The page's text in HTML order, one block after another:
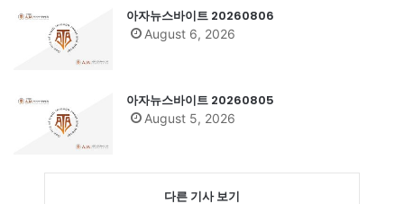
아자뉴스바이트 20260806
August 6, 2026
아자뉴스바이트 20260805
August 5, 2026
다른 기사 보기